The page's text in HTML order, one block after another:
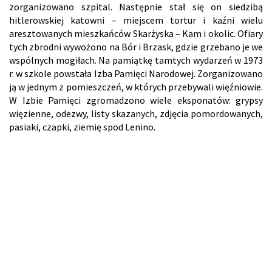
zorganizowano szpital. Następnie stał się on siedzibą
hitlerowskiej katowni – miejscem tortur i kaźni wielu
aresztowanych mieszkańców Skarżyska – Kam i okolic. Ofiary
tych zbrodni wywożono na Bór i Brzask, gdzie grzebano je we
wspólnych mogiłach. Na pamiątkę tamtych wydarzeń w 1973
r. w szkole powstała Izba Pamięci Narodowej. Zorganizowano
ją w jednym z pomieszczeń, w których przebywali więźniowie.
W Izbie Pamięci zgromadzono wiele eksponatów: grypsy
więzienne, odezwy, listy skazanych, zdjęcia pomordowanych,
pasiaki, czapki, ziemię spod Lenino.